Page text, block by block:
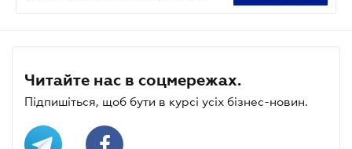
Читайте нас в соцмережах.
Підпишіться, щоб бути в курсі усіх бізнес-новин.